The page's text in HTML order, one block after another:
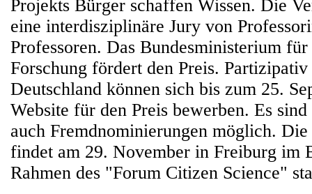
Projekts Bürger schaffen Wissen. Die
eine interdisziplinäre Jury von
Professoren. Das Bundesministerium
Forschung fördert den Preis. Partizipativ
Deutschland können sich bis zum 25.
Website für den Preis bewerben. Es
auch Fremdnominierungen möglich.
findet am 29. November in Freiburg im
Rahmen des "Forum Citizen Science"